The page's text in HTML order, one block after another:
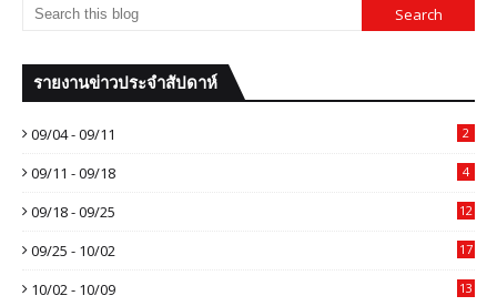
รายงานข่าวประจำสัปดาห์
09/04 - 09/11 2
09/11 - 09/18 4
09/18 - 09/25 12
09/25 - 10/02 17
10/02 - 10/09 13